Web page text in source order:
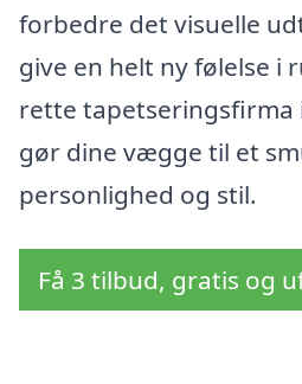
forbedre det visuelle
give en helt ny følelse i
rette tapetseringsfirma
gør dine vægge til et
personlighed og stil.
Få 3 tilbud, gratis og